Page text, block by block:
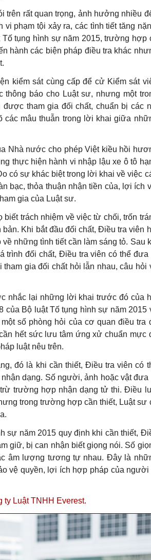
trên rất quan trọng, ảnh hưởng nhiều
phạm tội xảy ra, các tình tiết tăng
tụng hình sự năm 2015, trường hợp
hành các biện pháp điều tra khác
kiểm sát cùng cấp để cử Kiểm sát
thông báo cho Luật sư, nhưng một
tham gia đối chất, chuẩn bị các
các mâu thuẫn trong lời khai giữa
Nhà nước cho phép Việt kiều hồi
thực hiện hành vi nhập lậu xe ô tô
có sự khác biệt trong lời khai về việc
bạc, thỏa thuận nhận tiền của, lợi ích
gia của Luật sư.
trách nhiệm về việc từ chối, trốn
Khi bắt đầu đối chất, Điều tra viên
những tình tiết cần làm sáng tỏ. Sau
trình đối chất, Điều tra viên có thể đưa
gia đối chất hỏi lẫn nhau, câu hỏi
nhắc lại những lời khai trước đó của
Bộ luật Tố tụng hình sự năm 2015
số phòng hỏi của cơ quan điều tra
hết sức lưu tâm ứng xử chuẩn mực
luật nêu trên.
đó là khi cần thiết, Điều tra viên có
dạng. Số người, ảnh hoặc vật đưa
trường hợp nhận dạng tử thi. Điều
trong trường hợp cần thiết, Luật sư
sự năm 2015 quy định khi cần thiết,
giữ, bị can nhận biết giọng nói. Số
âm lượng tương tự nhau. Đây là
vệ quyền, lợi ích hợp pháp của người
ty Luật TNHH Everest.